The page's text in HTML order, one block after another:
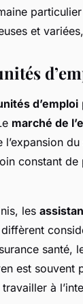
et
d’emploi
marché de
l’expansion
constant
les
est souvent
à